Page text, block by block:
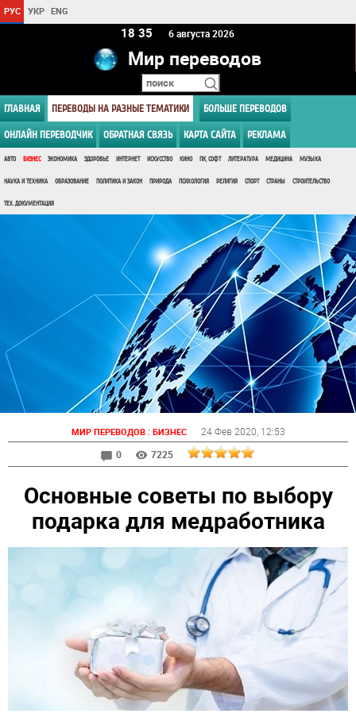
РУС УКР ENG
18:35 6 августа 2026
Мир переводов
ГЛАВНАЯ ПЕРЕВОДЫ НА РАЗНЫЕ ТЕМАТИКИ БОЛЬШЕ ПЕРЕВОДОВ
ОНЛАЙН ПЕРЕВОДЧИК ОБРАТНАЯ СВЯЗЬ КАРТА САЙТА РЕКЛАМА
АВТО БИЗНЕС ЭКОНОМИКА ЗДОРОВЬЕ ИНТЕРНЕТ ИСКУССТВО КИНО ПК, СОФТ ЛИТЕРАТУРА МЕДИЦИНА МУЗЫКА
НАУКА И ТЕХНИКА ОБРАЗОВАНИЕ ПОЛИТИКА И ЗАКОН ПРИРОДА ПСИХОЛОГИЯ РЕЛИГИЯ СПОРТ СТРАНЫ СТРОИТЕЛЬСТВО
ТЕХ. ДОКУМЕНТАЦИЯ
МИР ПЕРЕВОДОВ: БИЗНЕС 24 Фев 2020 , 12:53
0
7225
Основные советы по выбору
подарка для медработника